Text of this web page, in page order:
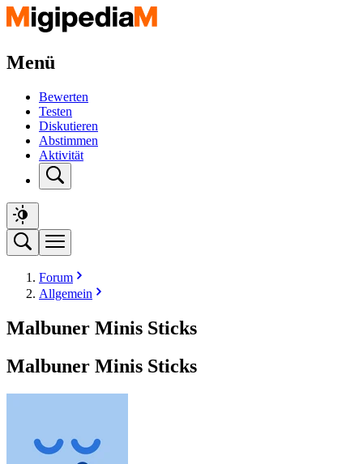
Menü
Bewerten
Testen
Diskutieren
Abstimmen
Aktivität
Forum
Allgemein
Malbuner Minis Sticks
Malbuner Minis Sticks